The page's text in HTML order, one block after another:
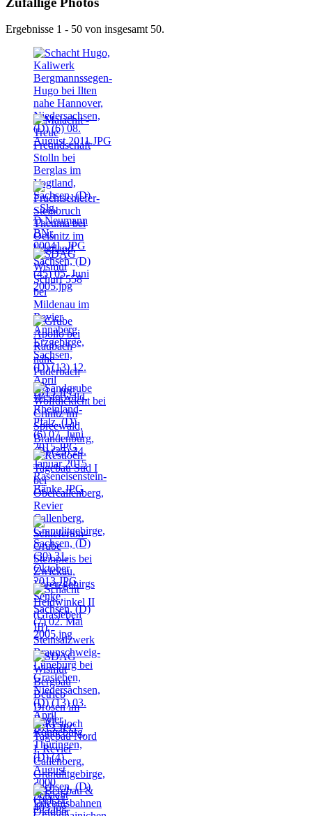
Ergebnisse 1 - 50 von insgesamt 50.